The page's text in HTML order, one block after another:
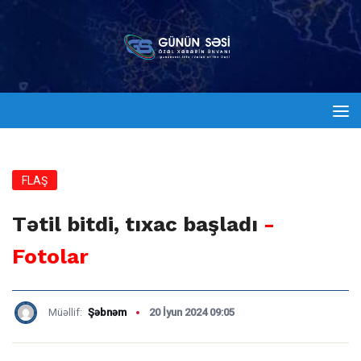
FLAŞ
Tətil bitdi, tıxac başladı -
Fotolar
Müəllif: Şəbnəm 20 İyun 2024 09:05